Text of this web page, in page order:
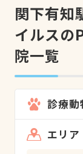
関下有知
イルスの
院一覧
診療動
エリア